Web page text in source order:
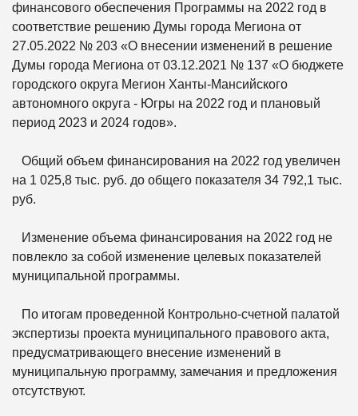
финансового обеспечения Программы на 2022 год в
соответствие решению Думы города Мегиона от
27.05.2022 № 203 «О внесении изменений в решение
Думы города Мегиона от 03.12.2021 № 137 «О бюджете
городского округа Мегион Ханты-Мансийского
автономного округа - Югры на 2022 год и плановый
период 2023 и 2024 годов».
Общий объем финансирования на 2022 год увеличен
на 1 025,8 тыс. руб. до общего показателя 34 792,1 тыс.
руб.
Изменение объема финансирования на 2022 год не
повлекло за собой изменение целевых показателей
муниципальной программы.
По итогам проведенной Контрольно-счетной палатой
экспертизы проекта муниципального правового акта,
предусматривающего внесение изменений в
муниципальную программу, замечания и предложения
отсутствуют.